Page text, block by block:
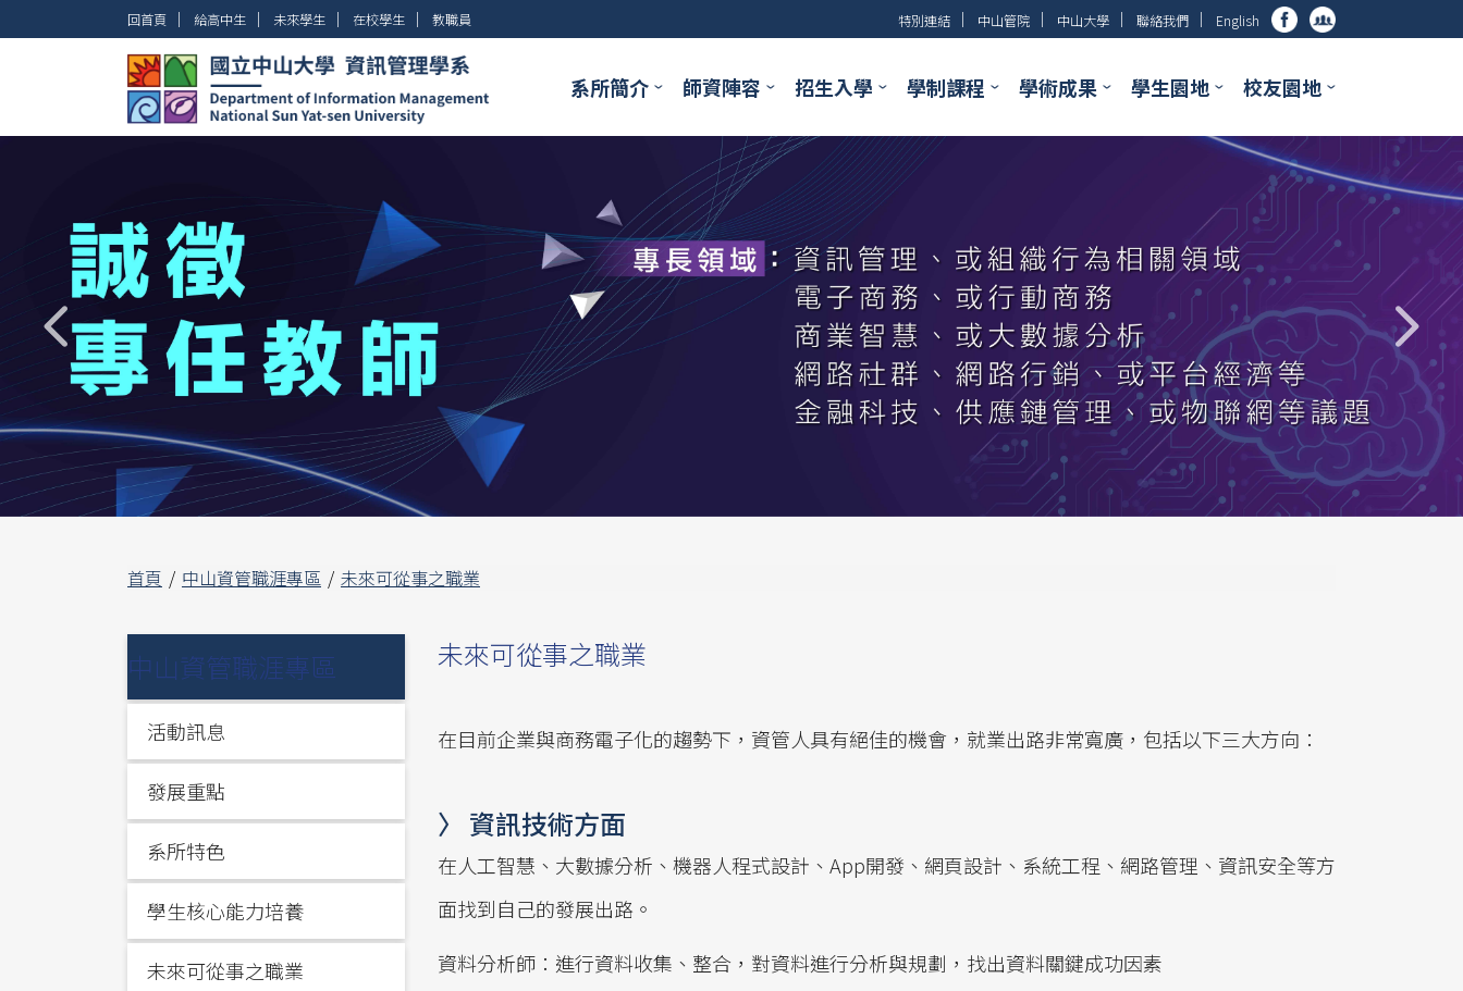
到
回首頁 │ 給高中生 │ 未來學生 │ 在校學生 │ 教職員 特別連結 │ 中山管院 │ 中山大學 │ 聯絡我們 │ English
系所簡介 師資陣容 招生入學 學制課程 學術成果 學生園地 校友園地
首頁 中山資管職涯專區 未來可從事之職業
中山資管職涯專區
活動訊息
發展重點
系所特色
學生核心能力培養
未來可從事之職業
未來可從事之職業
在目前企業與商務電子化的趨勢下，資管人具有絕佳的機會，就業出路非常寬廣，包括以下三大方向：
〉 資訊技術方面
在人工智慧、大數據分析、機器人程式設計、App開發、網頁設計、系統工程、網路管理、資訊安全等方
面找到自己的發展出路。
資料分析師：進行資料收集、整合，對資料進行分析與規劃，找出資料關鍵成功因素